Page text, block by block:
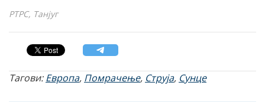
РТРС, Танјуг
Тагови:Европа, Помрачење, Струја, Сунце